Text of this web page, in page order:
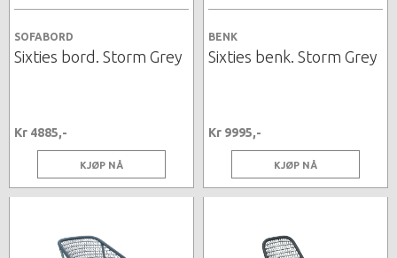
SOFABORD
Sixties bord. Storm Grey
Kr 4885,-
KJØP NÅ
BENK
Sixties benk. Storm Grey
Kr 9995,-
KJØP NÅ